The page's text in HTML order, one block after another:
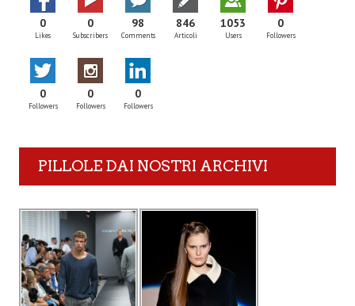
0
Likes
0
Subscribers
98
Comments
846
Articoli
1053
Users
0
Followers
0
Followers
0
Followers
0
Followers
PILLOLE DAI NOSTRI ARCHIVI